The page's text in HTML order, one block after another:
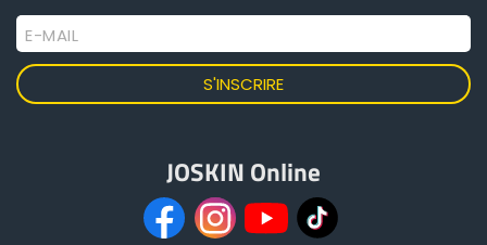
E-MAIL
JOSKIN Online